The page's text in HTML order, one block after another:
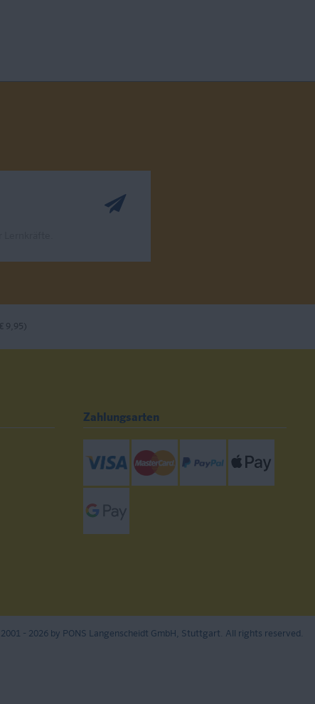
9,95)
Zahlungsarten
Mastercard
- 2026 by PONS Langenscheidt GmbH, Stuttgart. All rights reserved.